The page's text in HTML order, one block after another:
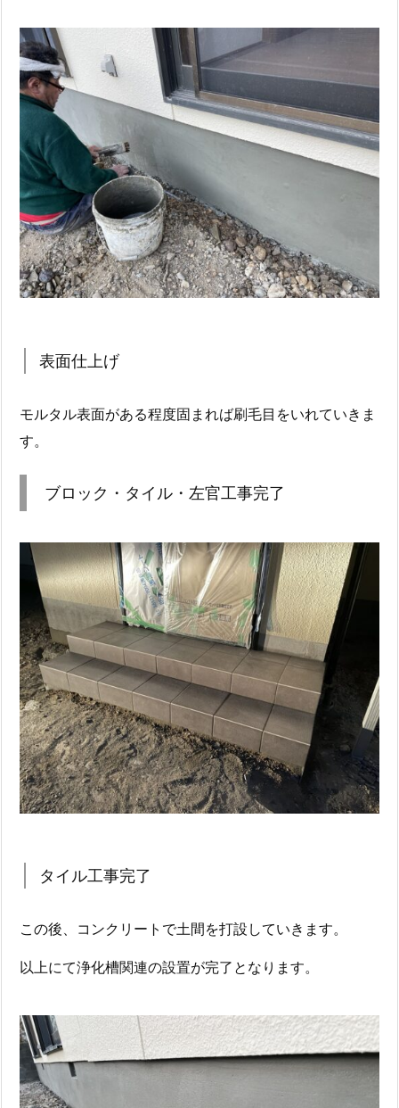
表面仕上げ
モルタル表面がある程度固まれば刷毛目をいれていきま
す。
ブロック・タイル・左官工事完了
タイル工事完了
この後、コンクリートで土間を打設していきます。
以上にて浄化槽関連の設置が完了となります。